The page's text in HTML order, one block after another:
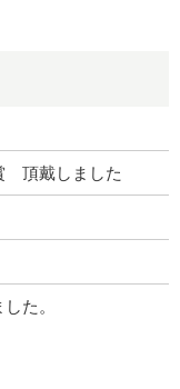
頂戴しました
た。